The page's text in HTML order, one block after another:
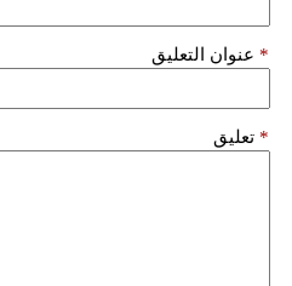
عنوان التعليق *
تعليق *